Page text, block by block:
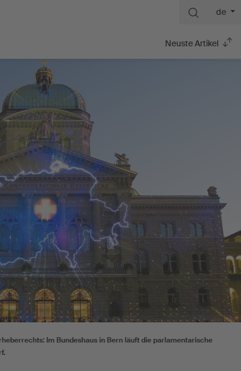
de
Neuste Artikel
Im Bundeshaus in Bern läuft die parlamentarische